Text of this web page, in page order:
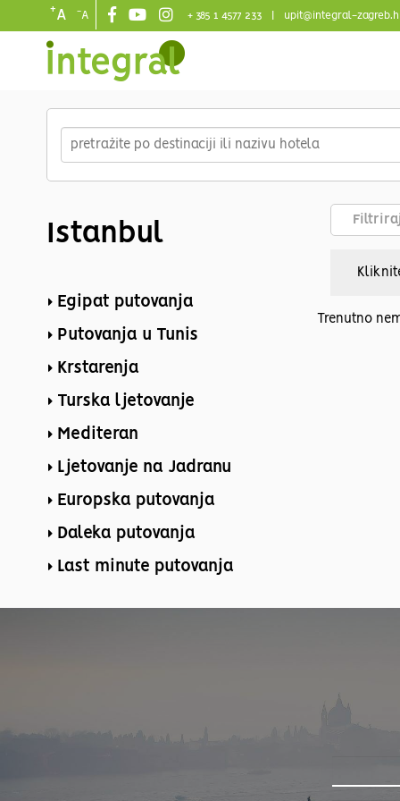
content
-A
+A + 385 1 4577 233 upit@integral-
Istanbul
Egipat putovanja
Putovanja u Tunis
Krstarenja
Turska ljetovanje
Mediteran
Ljetovanje na Jadranu
Europska putovanja
Daleka putovanja
Last minute putovanja
Trenutno